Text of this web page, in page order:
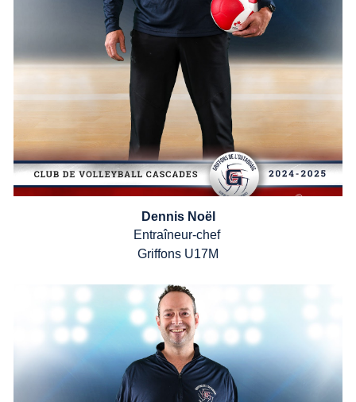
Dennis Noël
Entraîneur-chef
Griffons U17M